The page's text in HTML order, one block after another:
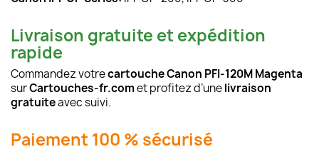
Livraison gratuite et expédition
rapide
Commandez votrecartouche Canon PFI-120M Magenta
surCartouches-fr.comet profitez d’unelivraison
gratuiteavec suivi.
Paiement 100 % sécurisé